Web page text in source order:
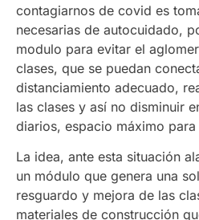
contagiarnos de covid es
necesarias de autocuidado,
modulo para evitar el
clases, que se puedan
distanciamiento adecuado,
las clases y así no disminuir
diarios, espacio máximo
La idea, ante esta situación
un módulo que genera una
resguardo y mejora de las
materiales de construcción